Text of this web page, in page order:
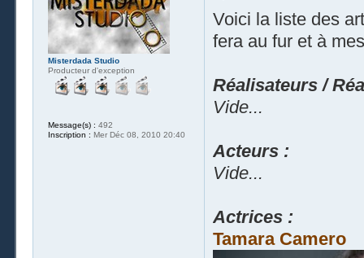
Voici la liste des
fera au fur et à
Réalisateurs /
Vide...
Acteurs :
Vide...
Actrices :
Tamara Camero
Misterdada Studio
Producteur d'exception
Message(s) : 492
Inscription : Mer Déc 08, 2010 20:40